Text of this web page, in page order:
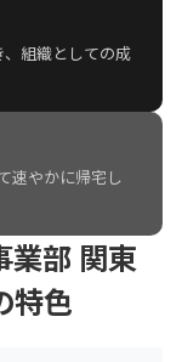
組織としての成
速やかに帰宅し
業部 関東
特色